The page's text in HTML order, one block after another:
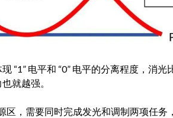
“1” 电平和 “0” 电平的分离程度，消
就越强。
区，需要同时完成发光和调制两项任务